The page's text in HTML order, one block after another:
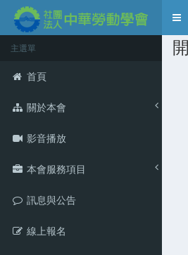
主選單
首頁
關於本會
影音播放
本會服務項目
訊息與公告
線上報名